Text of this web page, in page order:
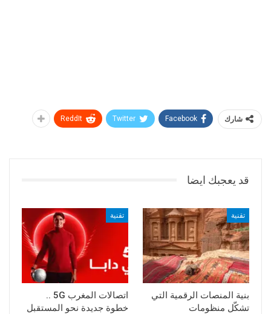
شارك Facebook
Twitter
ReddIt
قد يعجبك ايضا
تقنية
بنية المنصات الرقمية التي
تشكّل منظومات
تقنية
اتصالات المغرب 5G ..
خطوة جديدة نحو المستقبل